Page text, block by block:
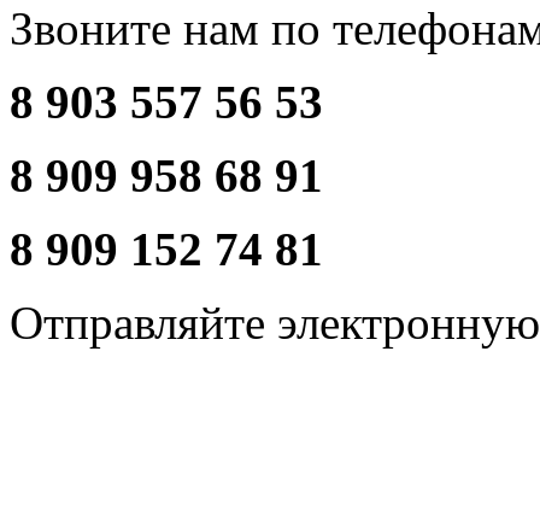
Звоните нам по
8 903 557 56 53
8 909 958 68 91
8 909 152 74 81
Отправляйте